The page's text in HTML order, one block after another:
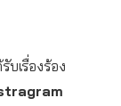
เรื่องร้อง